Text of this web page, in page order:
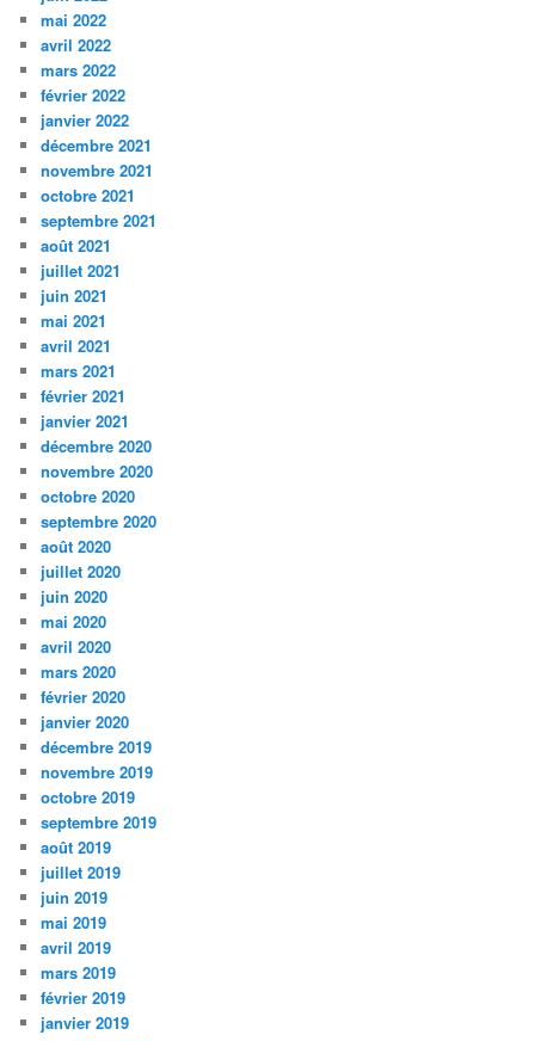
mai 2022
avril 2022
mars 2022
février 2022
janvier 2022
décembre 2021
novembre 2021
octobre 2021
septembre 2021
août 2021
juillet 2021
juin 2021
mai 2021
avril 2021
mars 2021
février 2021
janvier 2021
décembre 2020
novembre 2020
octobre 2020
septembre 2020
août 2020
juillet 2020
juin 2020
mai 2020
avril 2020
mars 2020
février 2020
janvier 2020
décembre 2019
novembre 2019
octobre 2019
septembre 2019
août 2019
juillet 2019
juin 2019
mai 2019
avril 2019
mars 2019
février 2019
janvier 2019